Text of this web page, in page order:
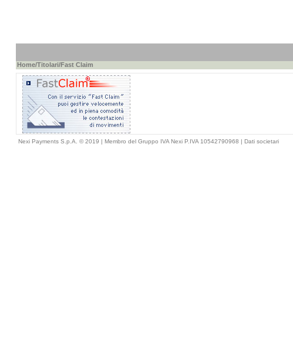
Home/Titolari/Fast Claim
Nexi Payments S.p.A. © 2019 | Membro del Gruppo IVA Nexi P.IVA 10542790968 | Dati societari